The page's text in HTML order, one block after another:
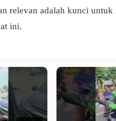
relevan adalah kunci
ini.